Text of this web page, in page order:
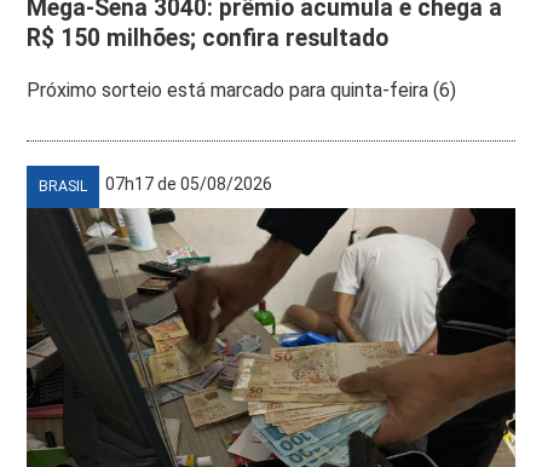
Mega-Sena 3040: prêmio acumula e chega a
R$ 150 milhões; confira resultado
Próximo sorteio está marcado para quinta-feira (6)
BRASIL 07h17 de 05/08/2026